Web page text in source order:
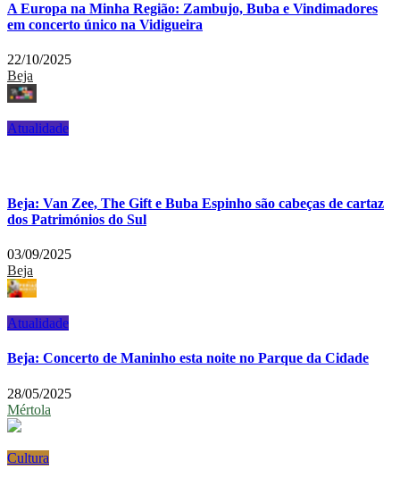
A Europa na Minha Região: Zambujo, Buba e Vindimadores
em concerto único na Vidigueira
22/10/2025
Beja
Atualidade
Beja: Van Zee, The Gift e Buba Espinho são cabeças de cartaz
dos Patrimónios do Sul
03/09/2025
Beja
Atualidade
Beja: Concerto de Maninho esta noite no Parque da Cidade
28/05/2025
Mértola
Cultura